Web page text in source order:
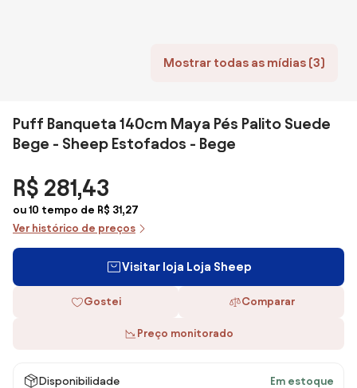
Mostrar todas as mídias (3)
Puff Banqueta 140cm Maya Pés Palito Suede
Bege - Sheep Estofados - Bege
R$ 281,43
ou 10 tempo de R$ 31,27
Ver histórico de preços
Visitar loja Loja Sheep
Gostei Comparar
Preço monitorado
Disponibilidade Em estoque